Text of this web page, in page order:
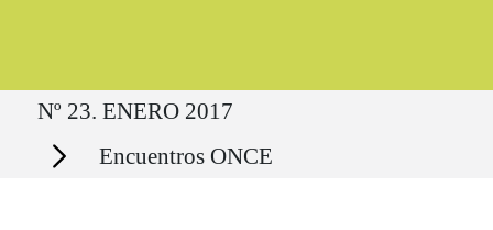
Ruta del sitio
Nº 23. ENERO 2017
Secciones Encuentros ONCE